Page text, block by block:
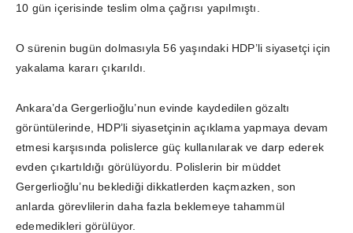
10 gün içerisinde teslim olma çağrısı yapılmıştı.
O sürenin bugün dolmasıyla 56 yaşındaki HDP’li siyasetçi için
yakalama kararı çıkarıldı.
Ankara’da Gergerlioğlu’nun evinde kaydedilen gözaltı
görüntülerinde, HDP’li siyasetçinin açıklama yapmaya devam
etmesi karşısında polislerce güç kullanılarak ve darp ederek
evden çıkartıldığı görülüyordu. Polislerin bir müddet
Gergerlioğlu’nu beklediği dikkatlerden kaçmazken, son
anlarda görevlilerin daha fazla beklemeye tahammül
edemedikleri görülüyor.